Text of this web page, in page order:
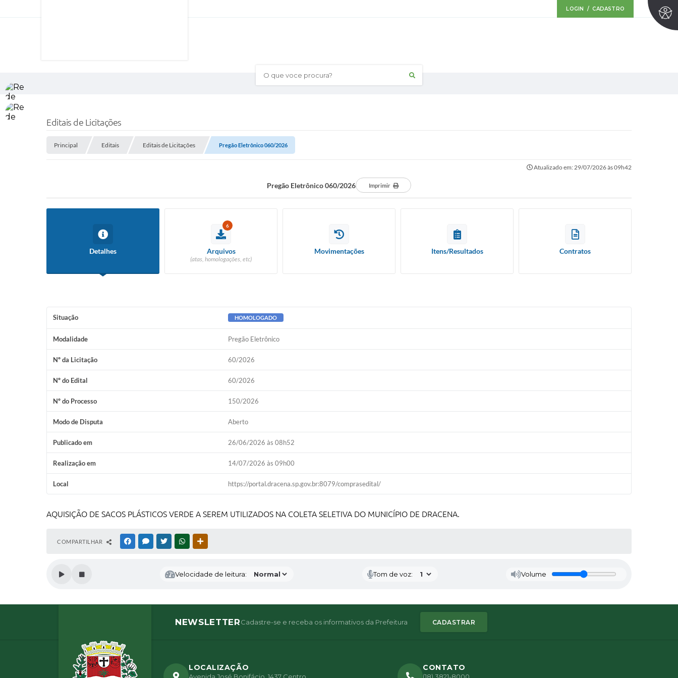
LOGIN / CADASTRO
O que voce procura?
Editais de Licitações
Principal Editais Editais de Licitações Pregão Eletrônico 060/2026
Atualizado em: 29/07/2026 às 09h42
Pregão Eletrônico 060/2026 Imprimir
Detalhes
6
Arquivos
(atas, homologações, etc)
Movimentações Itens/Resultados Contratos
Situação HOMOLOGADO
Modalidade Pregão Eletrônico
Nº da Licitação 60/2026
Nº do Edital 60/2026
Nº do Processo 150/2026
Modo de Disputa Aberto
Publicado em 26/06/2026 às 08h52
Realização em 14/07/2026 às 09h00
Local https://portal.dracena.sp.gov.br:8079/comprasedital/
AQUISIÇÃO DE SACOS PLÁSTICOS VERDE A SEREM UTILIZADOS NA COLETA SELETIVA DO MUNICÍPIO DE DRACENA.
COMPARTILHAR FACEBOOKMESSENGER
TWITTERWHATSAPP
Velocidade de leitura: Tom de voz: Volume
NEWSLETTERCadastre-se e receba os informativos da Prefeitura CADASTRAR
LOCALIZAÇÃO CONTATO